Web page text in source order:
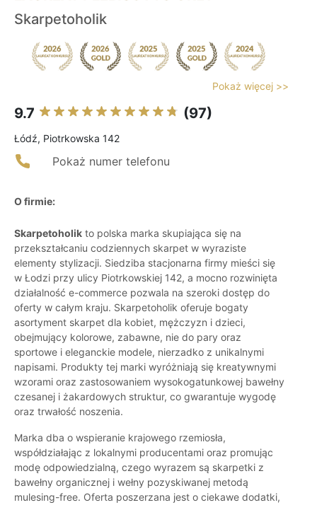
Skarpetoholik
Pokaż więcej >>
9.7 (97)
Łódź, Piotrkowska 142
Pokaż numer telefonu
O firmie:
Skarpetoholik to polska marka skupiająca się na
przekształcaniu codziennych skarpet w wyraziste
elementy stylizacji. Siedziba stacjonarna firmy mieści się
w Łodzi przy ulicy Piotrkowskiej 142, a mocno rozwinięta
działalność e-commerce pozwala na szeroki dostęp do
oferty w całym kraju. Skarpetoholik oferuje bogaty
asortyment skarpet dla kobiet, mężczyzn i dzieci,
obejmujący kolorowe, zabawne, nie do pary oraz
sportowe i eleganckie modele, nierzadko z unikalnymi
napisami. Produkty tej marki wyróżniają się kreatywnymi
wzorami oraz zastosowaniem wysokogatunkowej bawełny
czesanej i żakardowych struktur, co gwarantuje wygodę
oraz trwałość noszenia.
Marka dba o wspieranie krajowego rzemiosła,
współdziałając z lokalnymi producentami oraz promując
modę odpowiedzialną, czego wyrazem są skarpetki z
bawełny organicznej i wełny pozyskiwanej metodą
mulesing-free. Oferta poszerzana jest o ciekawe dodatki,